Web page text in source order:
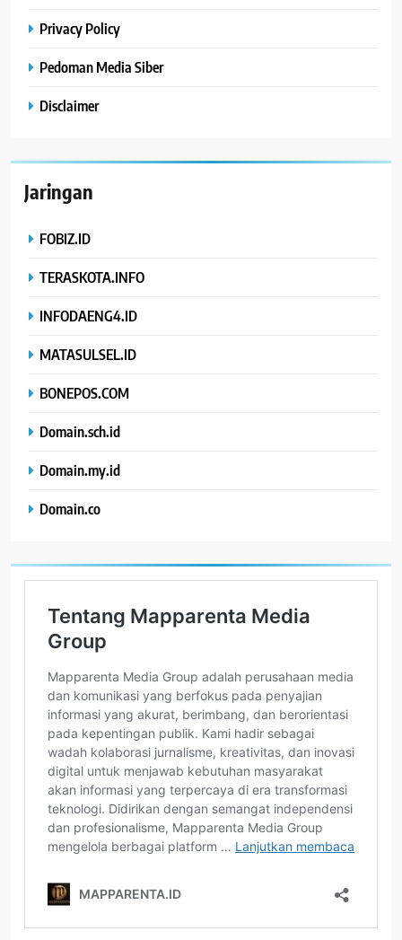
Privacy Policy
Pedoman Media Siber
Disclaimer
Jaringan
FOBIZ.ID
TERASKOTA.INFO
INFODAENG4.ID
MATASULSEL.ID
BONEPOS.COM
Domain.sch.id
Domain.my.id
Domain.co